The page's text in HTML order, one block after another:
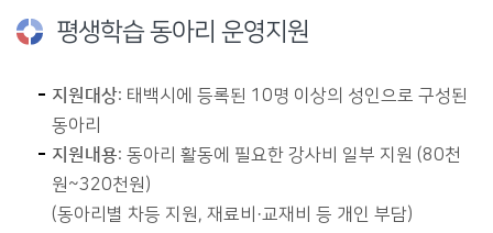
평생학습 동아리 운영지원
지원대상: 태백시에 등록된 10명 이상의 성인으로 구성된
동아리
지원내용: 동아리 활동에 필요한 강사비 일부 지원 (80천
원~320천원)
(동아리별 차등 지원, 재료비·교재비 등 개인 부담)